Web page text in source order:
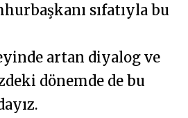
sıfatıyla bu
artan diyalog ve
dönemde de bu